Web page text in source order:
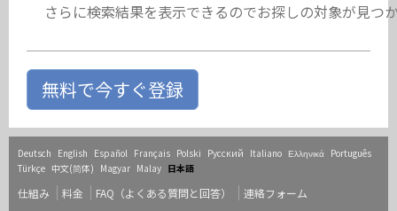
さらに検索結果を表示できるのでお探しの対象が見つ
無料で今すぐ登録
Deutsch English Español Français Polski Русский Italiano Ελληνικά Português
Türkçe 中文(简体) Magyar Malay 日本語
仕組み 料金 FAQ（よくある質問と回答） 連絡フォーム